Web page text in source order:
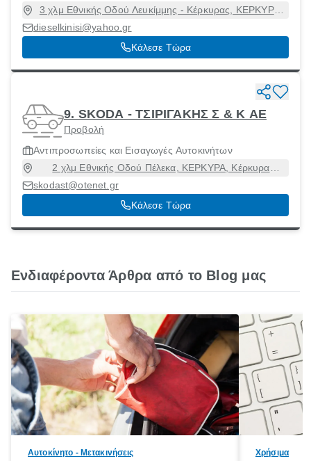
3 χλμ Εθνικής Οδού Λευκίμμης - Κέρκυρας, ΚΕΡΚΥΡΑ,
Κέρκυρα [Δήμος], Κέρκυρα, 49100
dieselkinisi@yahoo.gr
Κάλεσε Τώρα
9. SKODA - ΤΣΙΡΙΓΑΚΗΣ Σ & Κ ΑΕ
Προβολή
Αντιπροσωπείες και Εισαγωγές Αυτοκινήτων
2 χλμ Εθνικής Οδού Πέλεκα, ΚΕΡΚΥΡΑ, Κέρκυρα
[Δήμος], Κέρκυρα, 49131
skodast@otenet.gr
Κάλεσε Τώρα
Ενδιαφέροντα Άρθρα από το Blog μας
Αυτοκίνητο - Μετακινήσεις Χρήσιμα